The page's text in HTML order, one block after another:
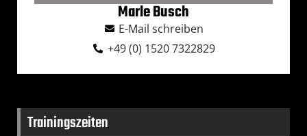
Marle Busch
E-Mail schreiben
+49 (0) 1520 7322829
Trainingszeiten